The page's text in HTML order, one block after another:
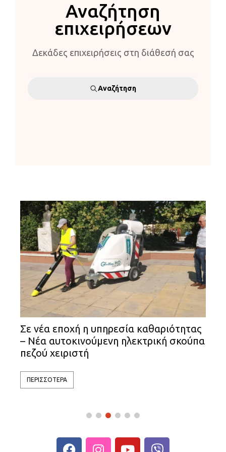
Αναζήτηση
επιχειρήσεων
Δεκάδες επιχειρήσεις στη διάθεσή σας
Αναζήτηση
Σε νέα εποχή η υπηρεσία καθαριότητας
– Νέα αυτοκινούμενη ηλεκτρική σκούπα
πεζού χειριστή
ΠΕΡΙΣΣΟΤΕΡΑ